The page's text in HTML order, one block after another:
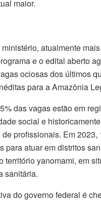
maior.
atualmente
e o edital aberto
ociosas dos últimos
para a Amazônia
das vagas estão em
social e
profissionais. Em 2023,
para atuar em distritos
território yanomami, em
sanitária.
do governo federal é